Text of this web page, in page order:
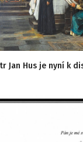
Jan Hus je nyní k